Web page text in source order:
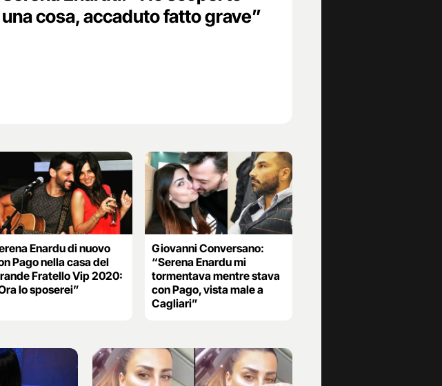
una cosa, accaduto fatto grave”
Enardu di nuovo
Pago nella casa del
Fratello Vip 2020:
lo sposerei”
Giovanni Conversano:
“Serena Enardu mi
tormentava mentre stava
con Pago, vista male a
Cagliari”